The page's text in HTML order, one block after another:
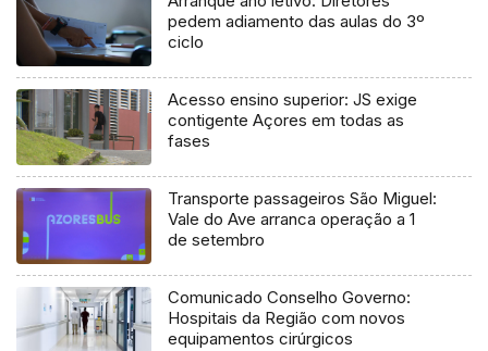
pedem adiamento das aulas do 3º
ciclo
Acesso ensino superior: JS exige
contigente Açores em todas as
fases
Transporte passageiros São Miguel:
Vale do Ave arranca operação a 1
de setembro
Comunicado Conselho Governo:
Hospitais da Região com novos
equipamentos cirúrgicos